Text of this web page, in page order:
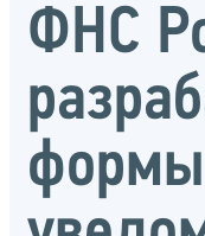
ФНС
формы